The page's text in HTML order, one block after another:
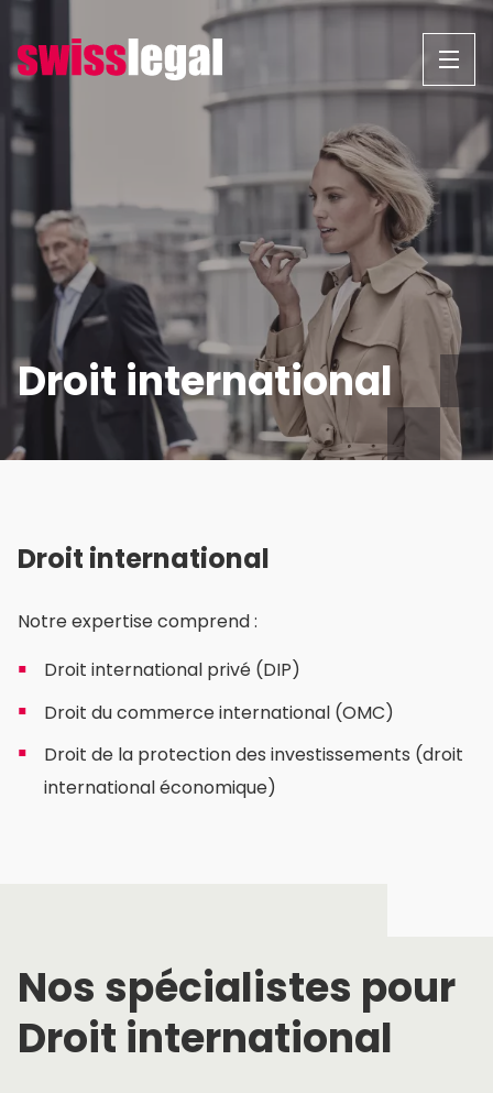
au
contenu
Droit international
Droit international
Notre expertise comprend :
Droit international privé (DIP)
Droit du commerce international (OMC)
Droit de la protection des investissements (droit
international économique)
Nos spécialistes pour
Droit international